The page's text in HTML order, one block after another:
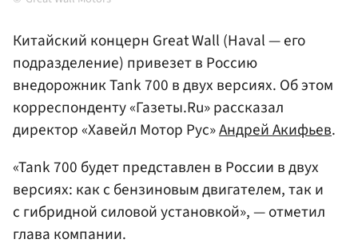
Китайский концерн Great Wall (Haval — его
подразделение) привезет в Россию
внедорожник Tank 700 в двух версиях. Об этом
корреспонденту «Газеты.Ru» рассказал
директор «Хавейл Мотор Рус»Андрей Акифьев.
«Tank 700 будет представлен в России в двух
версиях: как с бензиновым двигателем, так и
с гибридной силовой установкой», — отметил
глава компании.